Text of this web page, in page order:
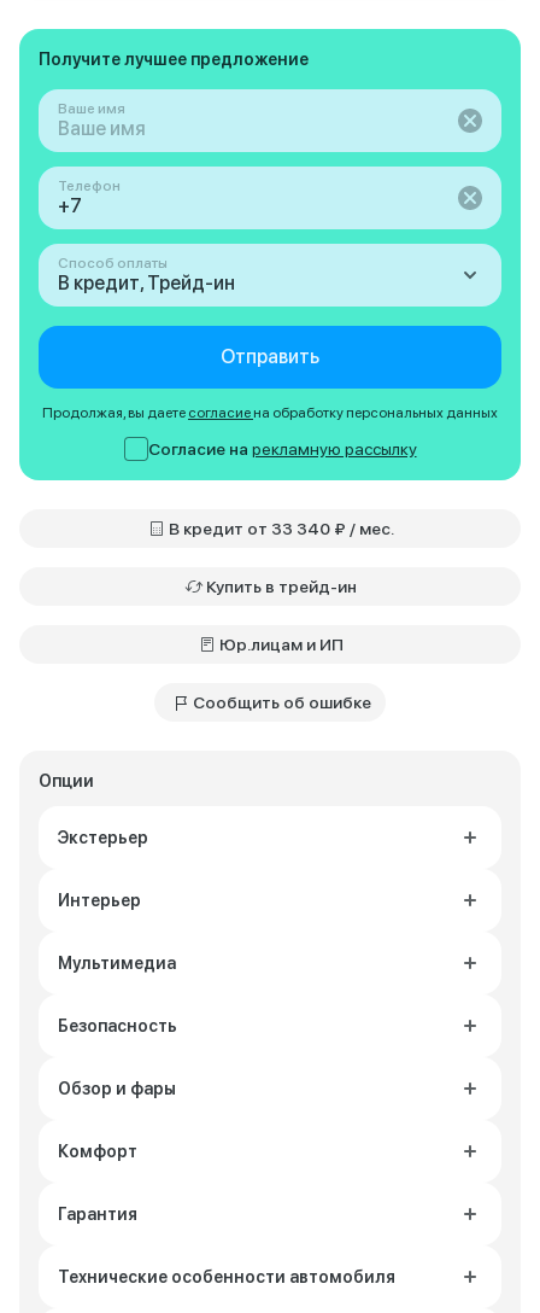
Опции
Экстерьер
Интерьер
Мультимедиа
Безопасность
Обзор и фары
Комфорт
Гарантия
Технические особенности автомобиля
Получите лучшее предложение
Ваше имя
Телефон
Способ оплаты
В кредит, Трейд-ин
Отправить
Продолжая, вы даете согласие на обработку персональных данных
Согласие на рекламную рассылку
В кредит от 33 340 ₽ / мес.
Купить в трейд-ин
Юр.лицам и ИП
Сообщить об ошибке